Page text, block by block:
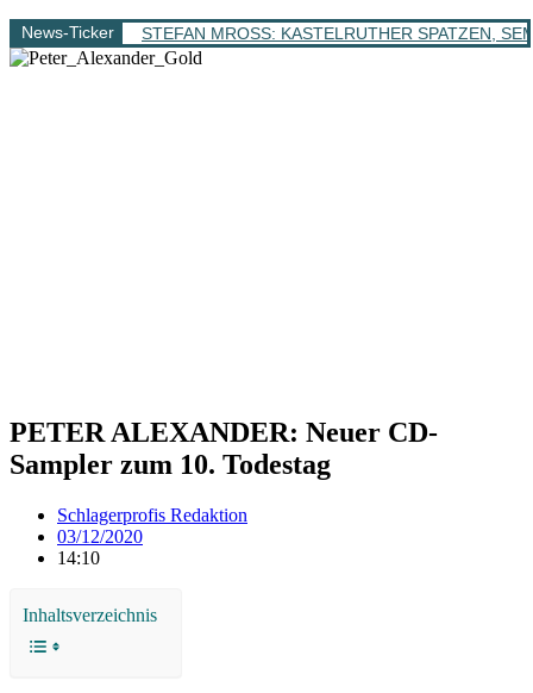
News-Ticker STEFAN MROSS: KASTELRUTHER SPATZEN,
PETER ALEXANDER: Neuer CD-
Sampler zum 10. Todestag
Schlagerprofis Redaktion
03/12/2020
14:10
Inhaltsverzeichnis